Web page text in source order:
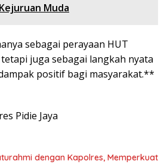
Muda
sebagai perayaan HUT
juga sebagai langkah nyata
positif bagi masyarakat.**
Pidie Jaya
dengan Kapolres, Memperkuat